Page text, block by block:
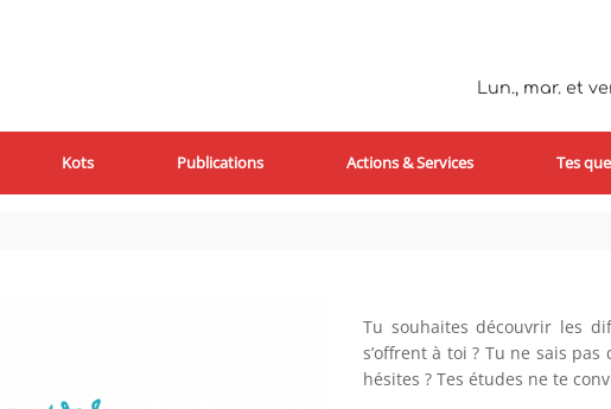
Lun., mar. et
Kots Publications Actions & Services Tes
Tu souhaites découvrir les
s’offrent à toi ? Tu ne sais
hésites ? Tes études ne te